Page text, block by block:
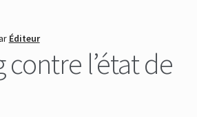
Éditeur
contre l’état de